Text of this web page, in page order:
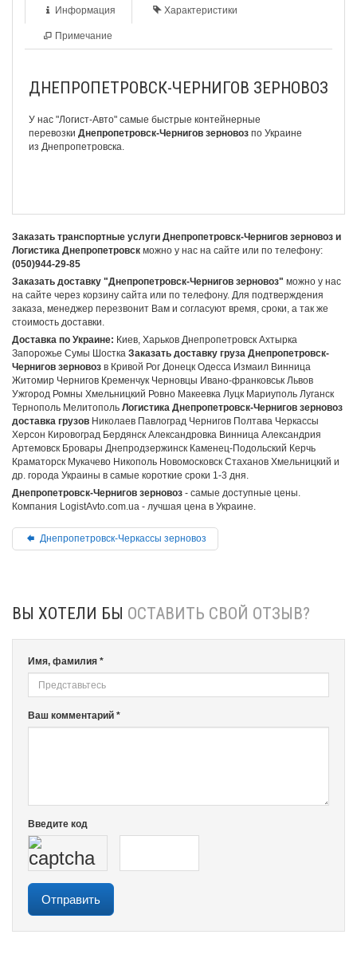
Информация Характеристики
Примечание
ДНЕПРОПЕТРОВСК-ЧЕРНИГОВ ЗЕРНОВОЗ
У нас "Логист-Авто" самые быстрые контейнерные
перевозки Днепропетровск-Чернигов зерновоз по Украине
из Днепропетровска.
Заказать транспортные услуги Днепропетровск-Чернигов зерновоз и
Логистика Днепропетровск можно у нас на сайте или по телефону:
(050)944-29-85
Заказать доставку "Днепропетровск-Чернигов зерновоз" можно у нас
на сайте через корзину сайта или по телефону. Для подтверждения
заказа, менеджер перезвонит Вам и согласуют время, сроки, а так же
стоимость доставки.
Доставка по Украине: Киев, Харьков Днепропетровск Ахтырка
Запорожье Сумы Шостка Заказать доставку груза Днепропетровск-
Чернигов зерновоз в Кривой Рог Донецк Одесса Измаил Винница
Житомир Чернигов Кременчук Черновцы Ивано-франковськ Львов
Ужгород Ромны Хмельницкий Ровно Макеевка Луцк Мариуполь Луганск
Тернополь Мелитополь Логистика Днепропетровск-Чернигов зерновоз
доставка грузов Николаев Павлоград Чернигов Полтава Черкассы
Херсон Кировоград Бердянск Александровка Винница Александрия
Артемовск Бровары Днепродзержинск Каменец-Подольский Керчь
Краматорск Мукачево Никополь Новомосковск Стаханов Хмельницкий и
др. города Украины в самые короткие сроки 1-3 дня.
Днепропетровск-Чернигов зерновоз - самые доступные цены.
Компания LogistAvto.com.ua - лучшая цена в Украине.
Днепропетровск-Черкассы зерновоз
ВЫ ХОТЕЛИ БЫ ОСТАВИТЬ СВОЙ ОТЗЫВ?
Имя, фамилия *
Ваш комментарий *
Введите код